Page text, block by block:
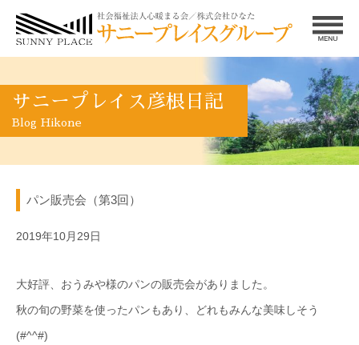
サニープレイス彦根日記
Blog Hikone
パン販売会（第3回）
2019年10月29日
大好評、おうみや様のパンの販売会がありました。
秋の旬の野菜を使ったパンもあり、どれもみんな美味しそう
(#^^#)